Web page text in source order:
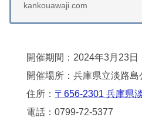
kankouawaji.com
開催期間：2024年3月23日
開催場所：兵庫県立淡路島
住所： 〒656-2301 兵庫県
電話：0799-72-5377